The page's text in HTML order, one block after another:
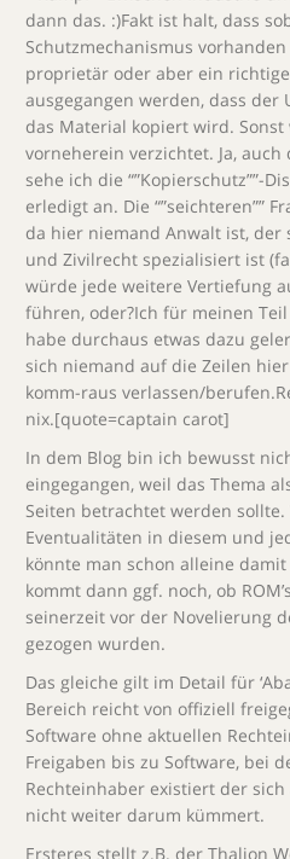
dann das. :)Fakt ist halt, dass
Schutzmechanismus
proprietär oder aber ein
ausgegangen werden, dass der
das Material kopiert wird.
vorneherein verzichtet. Ja,
sehe ich die “”Kopierschutz””-
erledigt an. Die “”seichteren””
da hier niemand Anwalt ist,
und Zivilrecht spezialisiert ist
würde jede weitere Vertiefung
führen, oder?Ich für meinen
habe durchaus etwas dazu
sich niemand auf die Zeilen
komm-raus verlassen/
nix.[quote=captain carot]
In dem Blog bin ich bewusst
eingegangen, weil das Thema
Seiten betrachtet werden
Eventualitäten in diesem und
könnte man schon alleine
kommt dann ggf. noch, ob
seinerzeit vor der Novelierung
gezogen wurden.
Das gleiche gilt im Detail für
Bereich reicht von offiziell
Software ohne aktuellen
Freigaben bis zu Software, bei
Rechteinhaber existiert der
nicht weiter darum kümmert.
Ersteres stellt z.B. der Thalion